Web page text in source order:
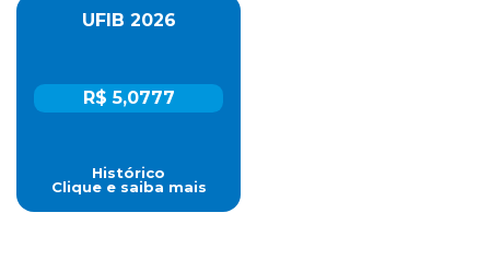
UFIB 2026
R$ 5,0777
Histórico
Clique e saiba mais